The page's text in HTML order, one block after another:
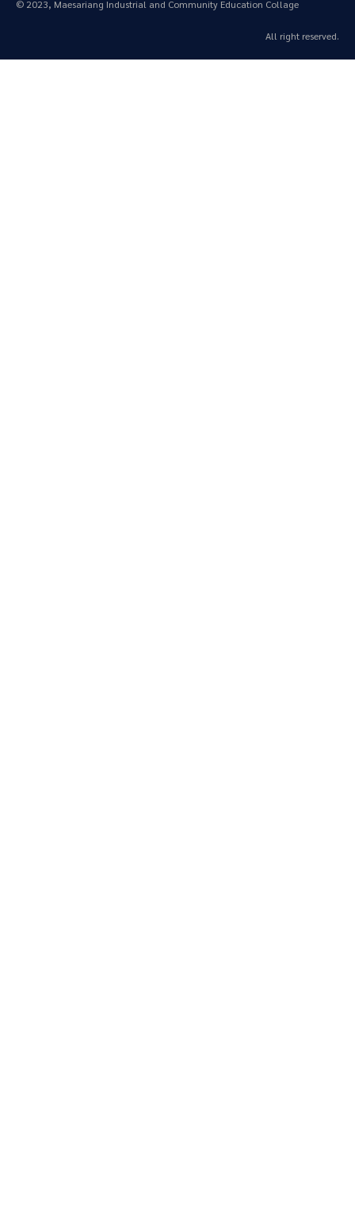
© 2023, Maesariang Industrial and Community Education Collage
All right reserved.